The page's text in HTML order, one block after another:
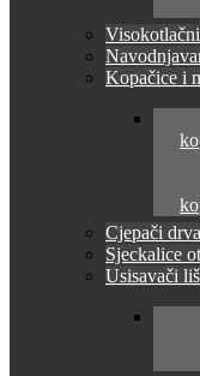
Kopačice i
Cjepači drva
Sjeckalice
Usisavači